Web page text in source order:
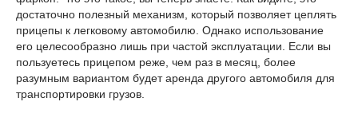
достаточно полезный механизм, который позволяет цеплять
прицепы к легковому автомобилю. Однако использование
его целесообразно лишь при частой эксплуатации. Если вы
пользуетесь прицепом реже, чем раз в месяц, более
разумным вариантом будет аренда другого автомобиля для
транспортировки грузов.